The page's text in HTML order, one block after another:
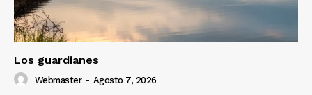
Los guardianes
Webmaster - Agosto 7, 2026